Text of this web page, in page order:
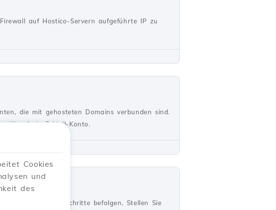
auf Hostico-Servern aufgeführte IP zu
die mit gehosteten Domains verbunden sind.
auf ein E-Mail-Konto.
die einfachen Schritte befolgen. Stellen Sie
Cookies
und
des